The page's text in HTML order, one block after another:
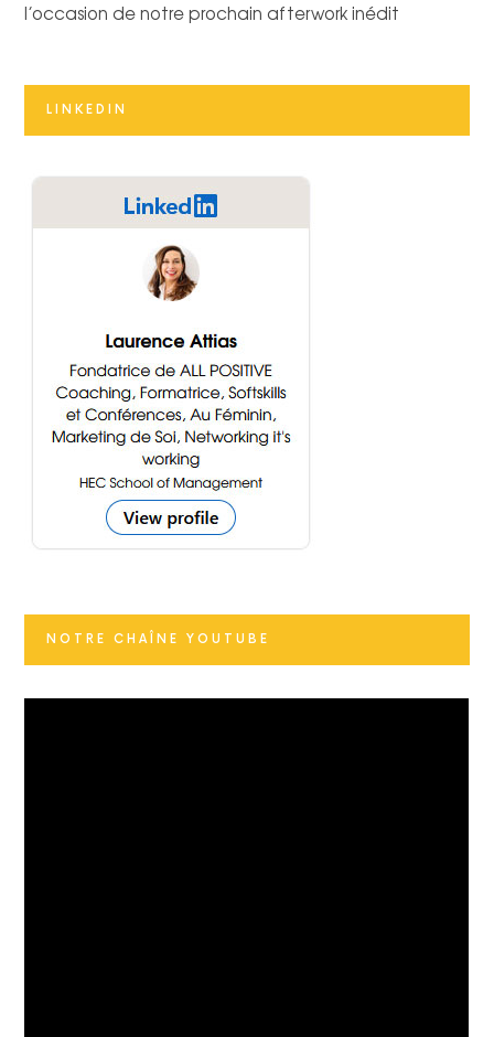
l’occasion de notre prochain afterwork inédit
LINKEDIN
NOTRE CHAÎNE YOUTUBE